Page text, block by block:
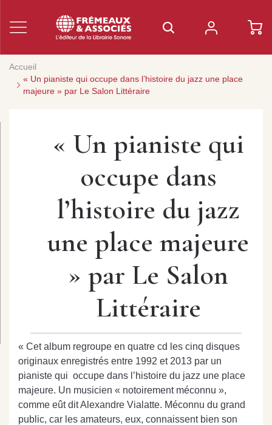
Accueil
« Un pianiste qui occupe dans l’histoire du jazz une place
majeure » par Le Salon Littéraire
« Un pianiste qui
occupe dans
l’histoire du jazz
une place majeure
» par Le Salon
Littéraire
« Cet album regroupe en quatre cd les cinq disques
originaux enregistrés entre 1992 et 2013 par un
pianiste qui occupe dans l’histoire du jazz une place
majeure. Un musicien « notoirement méconnu »,
comme eût dit Alexandre Vialatte. Méconnu du grand
public, car les amateurs, eux, connaissent bien son